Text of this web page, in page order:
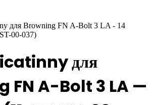
для Browning FN A-Bolt 3 LA - 14
00-037)
для
FN A-Bolt 3 LA —